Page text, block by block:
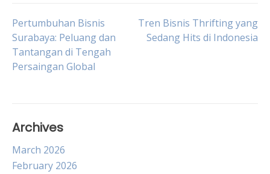
Post
navigation
Pertumbuhan Bisnis
Surabaya: Peluang dan
Tantangan di Tengah
Persaingan Global
Tren Bisnis Thrifting yang
Sedang Hits di Indonesia
Archives
March 2026
February 2026